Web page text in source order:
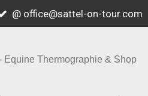
@ office@sattel-on-tour.com
Equine Thermographie & Shop